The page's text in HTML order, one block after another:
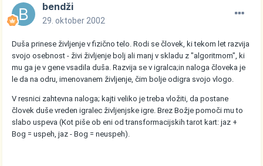
bendži
29. oktober 2002
Duša prinese življenje v fizično telo. Rodi se človek, ki tekom let razvija
svojo osebnost - živi življenje bolj ali manj v skladu z "algoritmom", ki
mu ga je v gene vsadila duša. Razvija se v igralca;in naloga človeka je
le da na odru, imenovanem življenje, čim bolje odigra svojo vlogo.
V resnici zahtevna naloga; kajti veliko je treba vložiti, da postane
človek duše vreden igralec življenjske igre. Brez Božje pomoči mu to
slabo uspeva (Kot piše ob eni od transformacijskih tarot kart: jaz +
Bog = uspeh, jaz - Bog = neuspeh).